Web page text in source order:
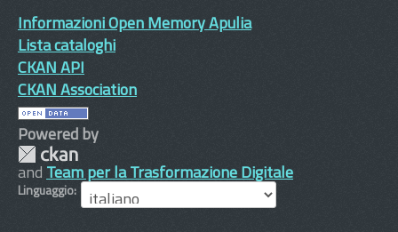
Informazioni Open Memory Apulia
Lista cataloghi
CKAN API
CKAN Association
Powered by
and Team per la Trasformazione Digitale
Linguaggio